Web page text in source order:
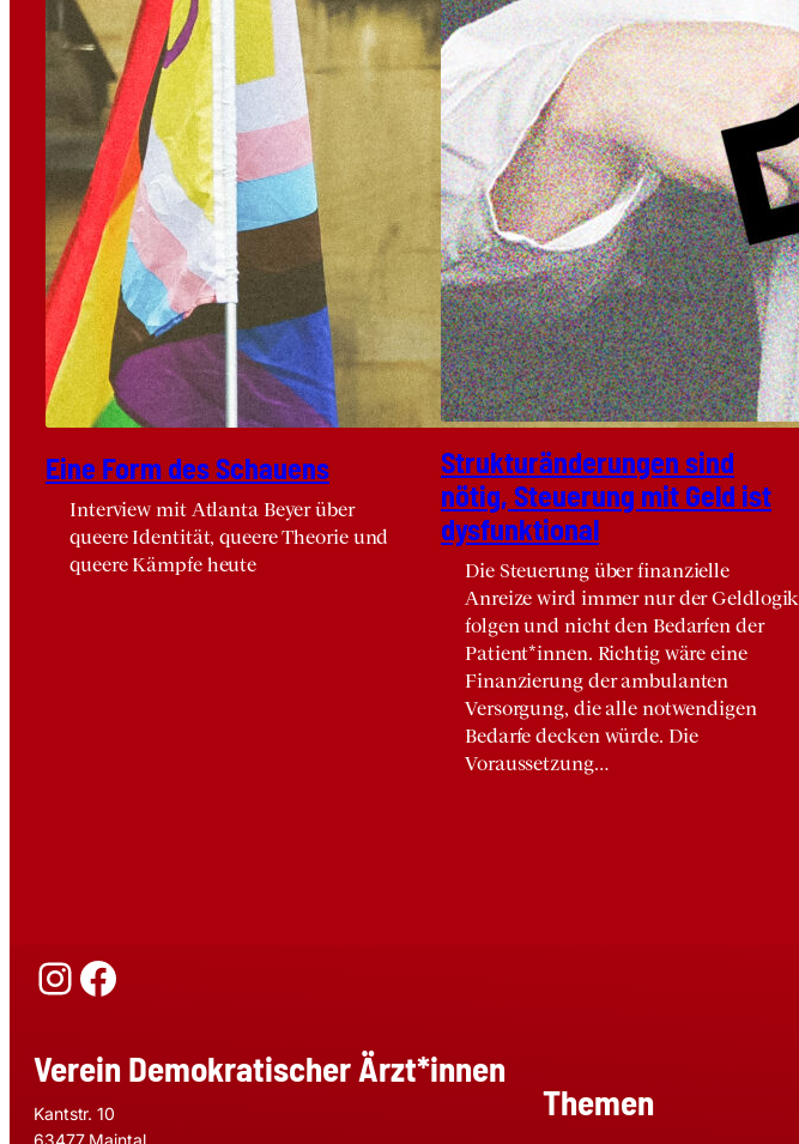
Eine Form des Schau­ens
Interview mit Atlanta Beyer über
queere Identität, queere Theorie und
queere Kämpfe heute
Struk­tur­än­de­run­gen sind
nötig, Steue­rung mit Geld ist
dys­funk­tio­nal
Die Steuerung über finanzielle
Anreize wird immer nur der Geldlogik
folgen und nicht den Bedarfen der
Patient*innen. Richtig wäre eine
Finanzierung der ambulanten
Versorgung, die alle notwendigen
Bedarfe decken würde. Die
Voraussetzung…
Instagram
Facebook
Verein Demokratischer Ärzt*innen
Kantstr. 10
63477 Maintal
Themen